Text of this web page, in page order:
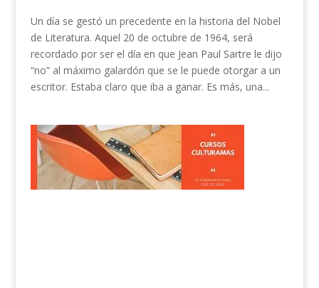
Un día se gestó un precedente en la historia del Nobel
de Literatura. Aquel 20 de octubre de 1964, será
recordado por ser el día en que Jean Paul Sartre le dijo
“no” al máximo galardón que se le puede otorgar a un
escritor. Estaba claro que iba a ganar. Es más, una...